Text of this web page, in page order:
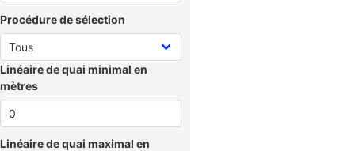
Procédure de sélection
Linéaire de quai minimal en
mètres
Linéaire de quai maximal en